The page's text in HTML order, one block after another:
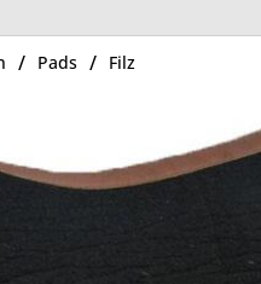
/ Pads / Filz